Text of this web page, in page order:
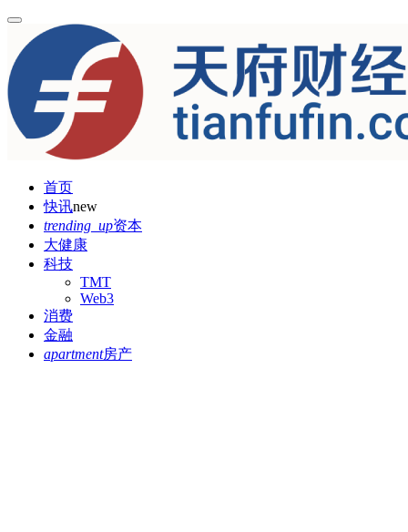
首页
快讯new
trending_up资本
大健康
科技
TMT
Web3
消费
金融
apartment房产